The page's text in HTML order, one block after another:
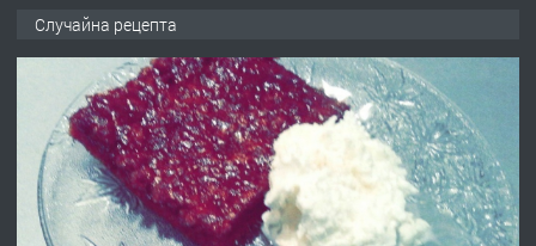
преди 2 дни
ПРЕДЛАГА
№4120 Магазин/Офис под наем в кв.
Любен Каравелов, Хасково-близо до
градската градина!
Случайна рецепта